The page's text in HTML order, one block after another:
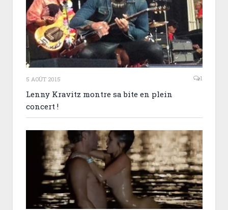
5 AOÛT 2015 1
Lenny Kravitz montre sa bite en plein
concert !